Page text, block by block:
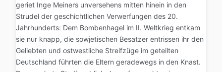
geriet Inge Meiners unversehens mitten hinein in den
Strudel der geschichtlichen Verwerfungen des 20.
Jahrhunderts: Dem Bombenhagel im II. Weltkrieg entkam
sie nur knapp, die sowjetischen Besatzer entrissen ihr den
Geliebten und ostwestliche Streifzüge im geteilten
Deutschland führten die Eltern geradewegs in den Knast.